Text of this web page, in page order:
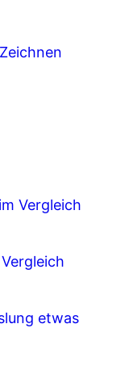
Vergleich
etwas